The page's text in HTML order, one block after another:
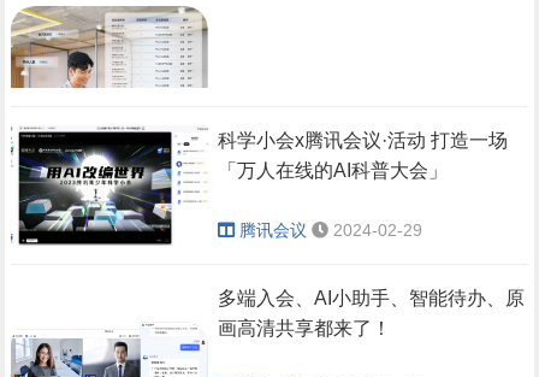
用方式。
组织线上线下融合的
大型会议时，各会议
室参会者无需复杂的
呼叫操作，会议组织
者主动邀请传统
H.323/SIP设备，众
手机自带的日历中管
理每天的日程安排，
您通过账号将腾讯会
历，进行统一管理。
注：我们支持了基于
CalDAV和
Windows系统日
历、Mac系统日历、
覆盖大中小会
议室全场景解
目前，Poly有将近
科学小会x腾讯会议·活动 打造一场
「万人在线的AI科普大会」
腾讯会议 2024-02-29
多端入会、AI小助手、智能待办、原
画高清共享都来了！